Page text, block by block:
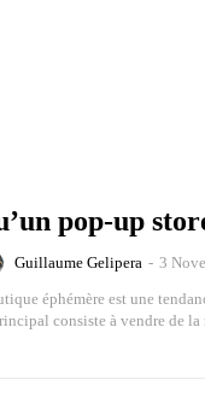
pop-up
Guillaume Gelipera - 3
éphémère est une
consiste à vendre de la